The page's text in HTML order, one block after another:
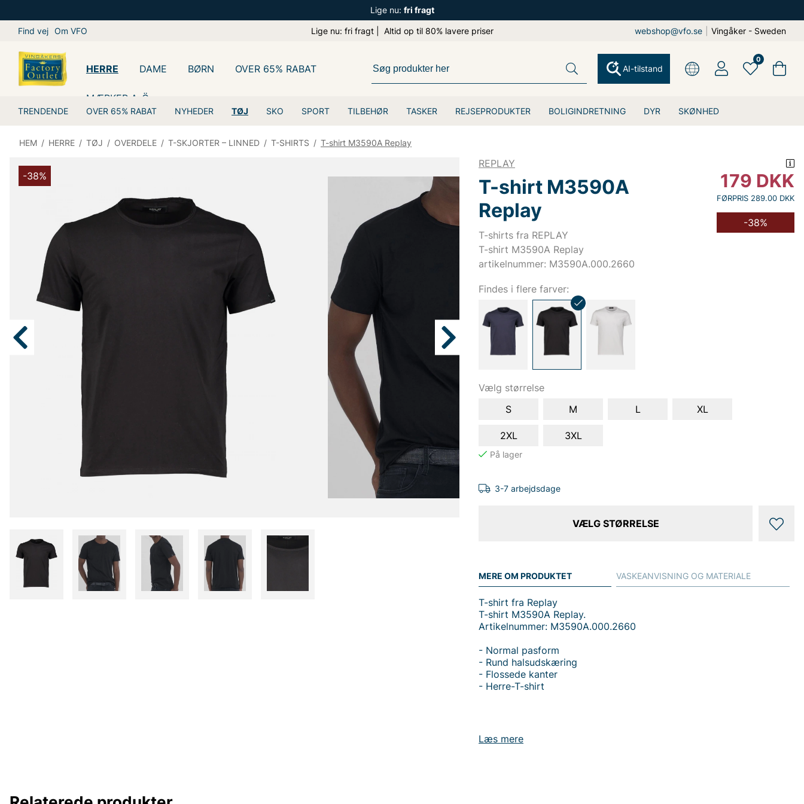
Lige nu: fri fragt
Find vej Om VFO Lige nu: fri fragt | Altid op til 80% lavere priser webshop@vfo.se Vingåker - Sweden
HERRE
TRENDENDE OVER 65% RABAT NYHEDER TØJ SKO SPORT TILBEHØR TASKER REJSEPRODUKTER BOLIGINDRETNING DYR SKØNHED
DAME BØRN OVER 65% RABAT
MÆRKER A-Ö
AI-tilstand
0
HEM / HERRE / TØJ / OVERDELE / T-SKJORTER – LINNED / T-SHIRTS / T-shirt M3590A Replay
-38%
REPLAY
T-shirt M3590A
Replay
T-shirts fra REPLAY
T-shirt M3590A Replay
artikelnummer: M3590A.000.2660
179 DKK
FØRPRIS 289.00 DKK
-38%
Findes i flere farver:
Vælg størrelse
S
M L XL
2XL 3XL
3-7 arbejdsdage
VÆLG STØRRELSE
MERE OM PRODUKTET
Læs mere
T-shirt fra Replay
T-shirt M3590A Replay.
Artikelnummer: M3590A.000.2660
- Normal pasform
- Rund halsudskæring
- Flossede kanter
- Herre-T-shirt
Tak fordi du handler i vores webshop. Besøg også vores butik i
VASKEANVISNING OG MATERIALE